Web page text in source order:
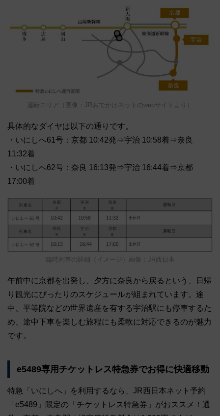
運転エリア（画像：JRおでかけネットのwebサイトより）
具体的なダイヤは以下の通りです。
・いにしへ61号：京都 10:42発⇒宇治 10:58着⇒奈良
11:32着
・いにしへ62号：奈良 16:13発⇒宇治 16:44着⇒京都
17:00着
臨時列車の詳細（イメージ）画像：JR西日本
午前中に京都を出発し、夕方に奈良から戻るという、日帰
り観光にぴったりのスケジュールが組まれています。途
中、平等院などの世界遺産を有する宇治駅にも停車するた
め、途中下車を楽しむ旅程にも柔軟に対応できるのが魅力
です。
e5489専用チケットレス特急券でお得に快適移動
特急「いにしへ」を利用するなら、JR西日本ネット予約
「e5489」限定の「チケットレス特急券」がおススメ！通